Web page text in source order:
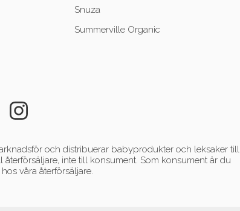
Snuza
Summerville Organic
och distribuerar babyprodukter och leksaker till
inte till konsument. Som konsument är du
våra återförsäljare.